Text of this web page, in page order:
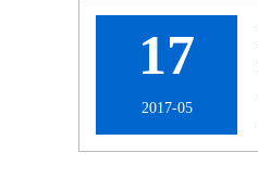
17
2017-05